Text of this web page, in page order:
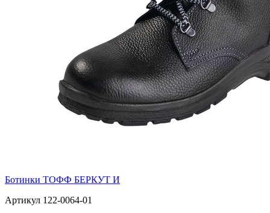
Ботинки ТОФФ БЕРКУТ И
Артикул 122-0064-01